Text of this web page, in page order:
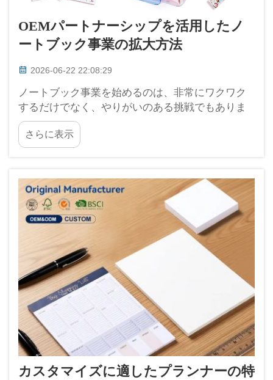
OEMパートナーシップを活用したノ
ートブック事業の拡大方法
2026-06-22 22:08:29
ノートブック事業を始めるのは、非常にワクワク
するだけでなく、やりがいのある挑戦でもありま
す。龍崗ハハでは、事業の成長と顧客層の拡大が
いかに重要であるかを十分に理解しています。そ
のための一策として、OEM（オリジナル・イクイ
す…
さらに表示
カスタマイズに適したプランナーの特